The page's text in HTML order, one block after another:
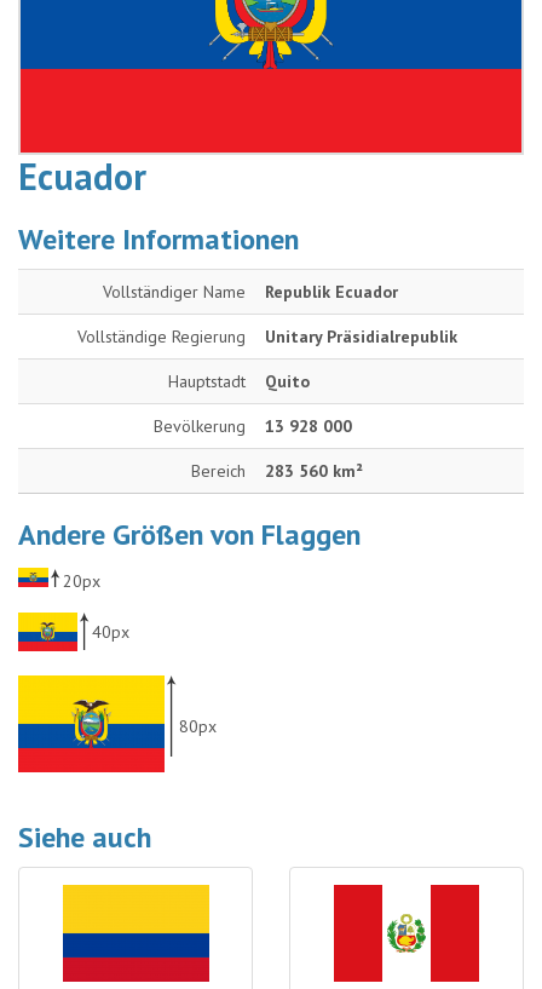
Ecuador
Weitere Informationen
Vollständiger Name Republik Ecuador
Vollständige Regierung Unitary Präsidialrepublik
Hauptstadt Quito
Bevölkerung 13 928 000
Bereich 283 560 km²
Andere Größen von Flaggen
20px
40px
80px
Siehe auch